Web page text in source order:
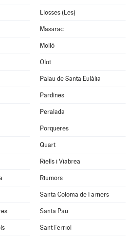
Llosses (Les)
Masarac
Molló
Olot
Palau de Santa Eulàlia
Pardines
Peralada
Porqueres
Quart
Riells i Viabrea
Riumors
Santa Coloma de Farners
Santa Pau
Sant Ferriol